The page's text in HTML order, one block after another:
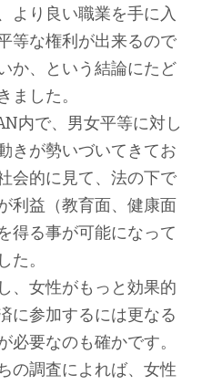
より良い職業を手に入
等な権利が出来るので
か、という結論にたど
ました。
内で、男女平等に対し
きが勢いづいてきてお
会的に見て、法の下で
利益（教育面、健康面
得る事が可能になって
た。
、女性がもっと効果的
に参加するには更なる
必要なのも確かです。
の調査によれば、女性